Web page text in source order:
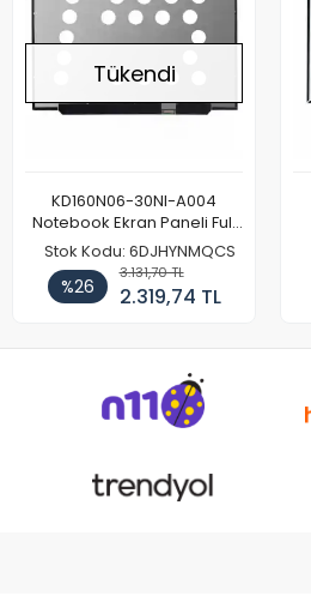
Tükendi
KD160N06-30NI-A004
Notebook Ekran Paneli Full
HD
Stok Kodu: 6DJHYNMQCS
%26
3.131,70 TL
2.319,74 TL